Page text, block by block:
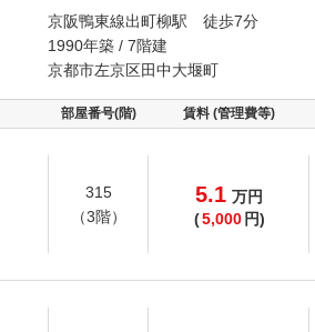
京阪鴨東線出町柳駅 徒歩7分
1990年築 / 7階建
京都市左京区田中大堰町
部屋番号(階) 賃料 (管理費等)
315
（3階）
5.1 万円
(5,000 円)